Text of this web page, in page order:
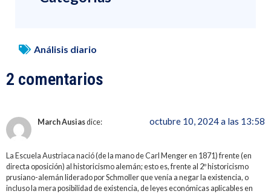
Análisis diario
2 comentarios
March Ausiasdice: octubre 10, 2024 a las 13:58
La Escuela Austriaca nació (de la mano de Carl Menger en 1871) frente (en
directa oposición) al historicismo alemán; esto es, frente al 2º historicismo
prusiano-alemán liderado por Schmoller que venía a negar la existencia, o
incluso la mera posibilidad de existencia, de leyes económicas aplicables en